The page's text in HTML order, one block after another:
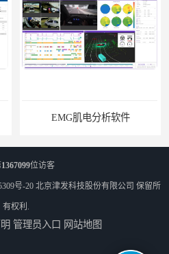
EMG肌电分析软件
1367099位访客
号-20 北京津发科技股份有限公司 保留所
有权利.
管理员入口 网站地图